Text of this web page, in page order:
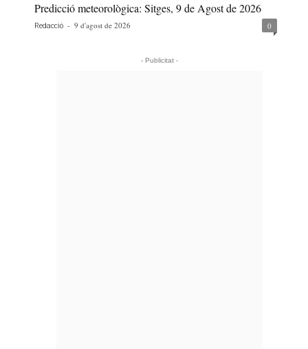
Predicció meteorològica: Sitges, 9 de Agost de 2026
Redacció - 9 d'agost de 2026 0
- Publicitat -